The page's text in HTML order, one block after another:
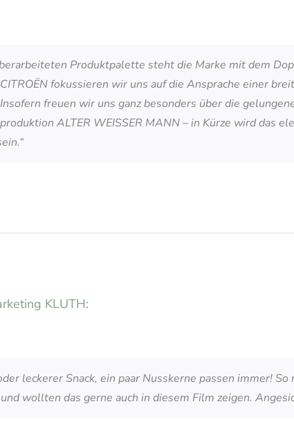
Produktpalette steht die Marke mit dem
fokussieren wir uns auf die Ansprache einer
freuen wir uns ganz besonders über die
ALTER WEISSER MANN – in Kürze wird das
KLUTH:
leckerer Snack, ein paar Nusskerne passen immer!
wollten das gerne auch in diesem Film zeigen.